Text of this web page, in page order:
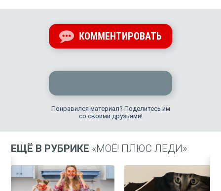
КОММЕНТИРОВАТЬ
Понравился материал? Поделитесь им
со своими друзьями!
ЕЩЁ В РУБРИКЕ «МОЁ! ПЛЮС ЛЕДИ»